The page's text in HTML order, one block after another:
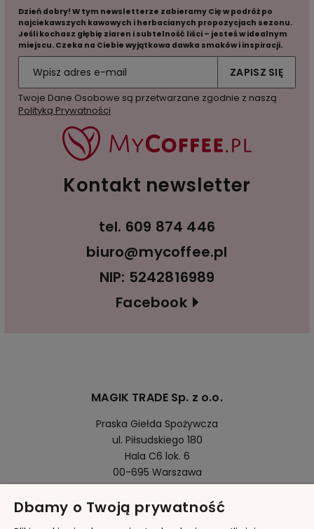
Dzień dobry! W tym newsletterze zabieramy Cię w podróż po
najciekawszych kawowych i herbacianych propozycjach sezonu.
Jeśli kochasz głębię ziaren i subtelność liści – jesteś w idealnym
miejscu. Czeka na Ciebie wyjątkowa dawka smaków i inspiracji.
ZAPISZ SIĘ
Twoje Dane Osobowe są przetwarzane zgodnie z naszą
Polityką Prywatności
Kontakt newsletter
tel. 609 874 446
biuro@mycoffee.pl
NIP: 5242816989
Facebook
MAGIK TRADE Sp. z o.o.
Praska Giełda Spożywcza
ul. Piłsudskiego 180
Hala C6 lok. 6
00-695 Warszawa
Dbamy o Twoją prywatność